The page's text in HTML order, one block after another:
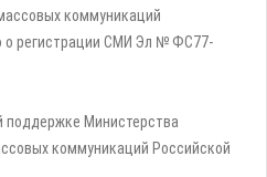
коммуникаций
о регистрации СМИ Эл № ФС77-
поддержке Министерства
коммуникаций Российской